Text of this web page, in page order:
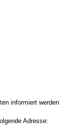
informiert werden
Adresse: